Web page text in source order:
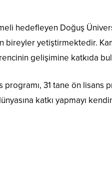
hedefleyen Doğuş
bireyler yetiştirmektedir.
gelişimine katkıda
31 tane ön lisans
katkı yapmayı